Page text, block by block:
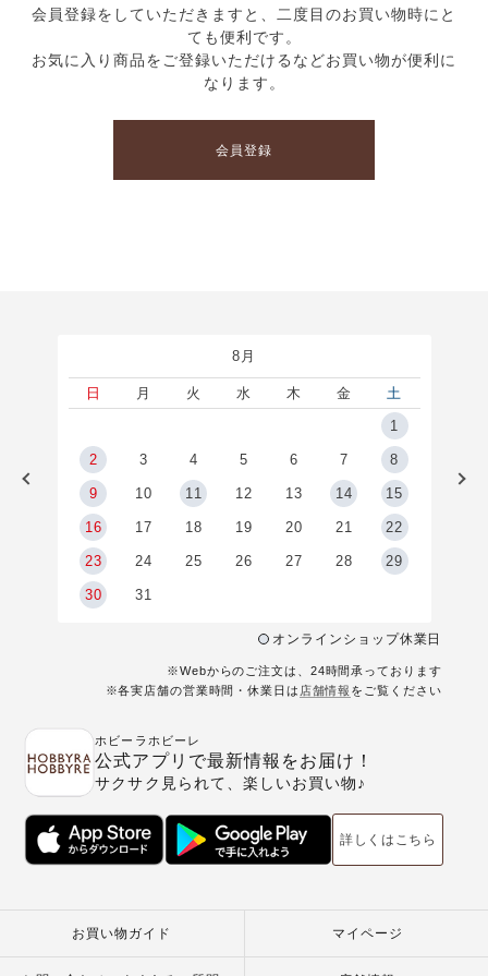
会員登録をしていただきますと、二度目のお買い物時にと
ても便利です。
お気に入り商品をご登録いただけるなどお買い物が便利に
なります。
会員登録
8月
日 月 火 水 木 金
土
1
2 3 4 5 6 7 8
9 10 11 12 13 14 15
16 17 18 19 20 21 22
23 24 25 26 27 28 29
30 31
オンラインショップ休業日
※Webからのご注文は、24時間承っております
※各実店舗の営業時間・休業日は 店舗情報 をご覧ください
ホビーラホビーレ
公式アプリで最新情報をお届け！
サクサク見られて、楽しいお買い物♪
詳しくはこちら
お買い物ガイド マイページ